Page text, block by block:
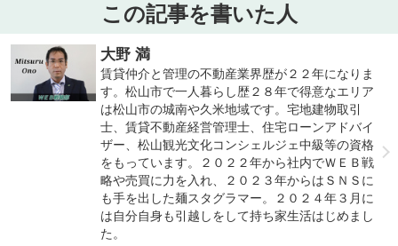
この記事を書いた人
大野 満
賃貸仲介と管理の不動産業界歴が２２年になりま
す。松山市で一人暮らし歴２８年で得意なエリア
は松山市の城南や久米地域です。宅地建物取引
士、賃貸不動産経営管理士、住宅ローンアドバイ
ザー、松山観光文化コンシェルジェ中級等の資格
をもっています。２０２２年から社内でＷＥＢ戦
略や売買に力を入れ、２０２３年からはＳＮＳに
も手を出した麺スタグラマー。２０２４年３月に
は自分自身も引越しをして持ち家生活はじめまし
た。